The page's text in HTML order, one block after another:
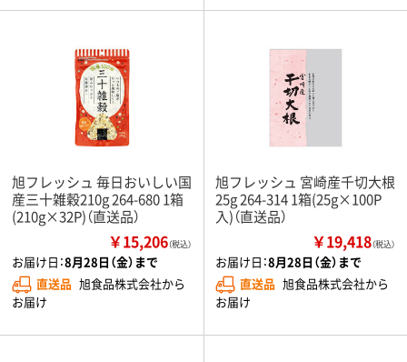
旭フレッシュ 毎日おいしい国
産三十雑穀210g 264-680 1箱
(210g×32P)（直送品）
￥15,206（税込）
お届け日：8月28日（金）まで
直送品 旭食品株式会社から
お届け
旭フレッシュ 宮崎産千切大根
25g 264-314 1箱(25g×100P
入)（直送品）
￥19,418（税込）
お届け日：8月28日（金）まで
直送品 旭食品株式会社から
お届け